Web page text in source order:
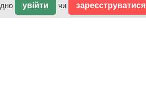
увійти чи зареєструватися